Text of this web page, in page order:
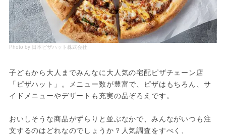
Photo by 日本ピザハット株式会社
子どもから大人までみんなに大人気の宅配ピザチェーン店
「ピザハット」。メニュー数が豊富で、ピザはもちろん、サ
イドメニューやデザートも充実の品ぞろえです。
おいしそうな商品がずらりと並ぶなかで、みんながいつも注
文するのはどれなのでしょうか？人気調査をすべく、